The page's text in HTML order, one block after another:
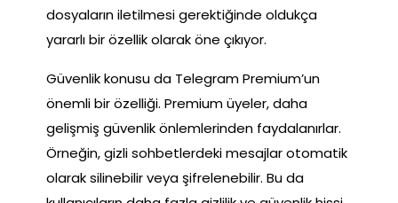
dosyaların iletilmesi gerektiğinde oldukça
yararlı bir özellik olarak öne çıkıyor.
Güvenlik konusu da Telegram Premium’un
önemli bir özelliği. Premium üyeler, daha
gelişmiş güvenlik önlemlerinden faydalanırlar.
Örneğin, gizli sohbetlerdeki mesajlar otomatik
olarak silinebilir veya şifrelenebilir. Bu da